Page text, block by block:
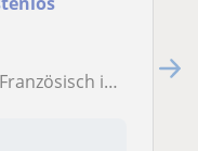
in Frankreich und 3 Jahre in England gelebt